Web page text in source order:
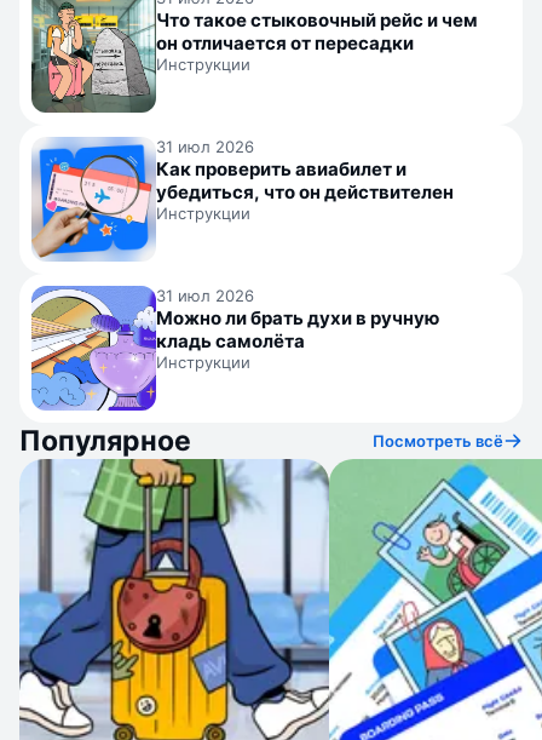
Что такое стыковочный рейс и чем
он отличается от пересадки
Инструкции
31 июл 2026
Как проверить авиабилет и
убедиться, что он действителен
Инструкции
31 июл 2026
Можно ли брать духи в ручную
кладь самолёта
Инструкции
Популярное Посмотреть всё